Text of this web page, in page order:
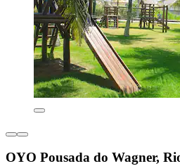
OYO Pousada do Wagner,